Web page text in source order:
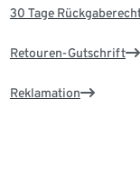
30 Tage
Retouren-Gutschrift
Reklamation